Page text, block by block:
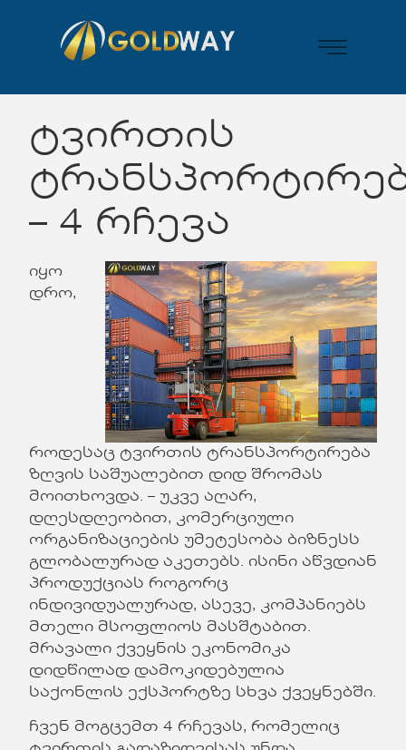
ტვირთის
– 4 რჩევა
იყო
დრო,
როდესაც ტვირთის ტრანსპორტირება
ზღვის საშუალებით დიდ შრომას
მოითხოვდა. – უკვე აღარ,
დღესდღეობით, კომერციული
ორგანიზაციების უმეტესობა ბიზნესს
გლობალურად აკეთებს. ისინი აწვდიან
პროდუქციას როგორც
ინდივიდუალურად, ასევე, კომპანიებს
მთელი მსოფლიოს მასშტაბით.
მრავალი ქვეყნის ეკონომიკა
დიდწილად დამოკიდებულია
საქონლის ექსპორტზე სხვა ქვეყნებში.
ჩვენ მოგცემთ 4 რჩევას, რომელიც